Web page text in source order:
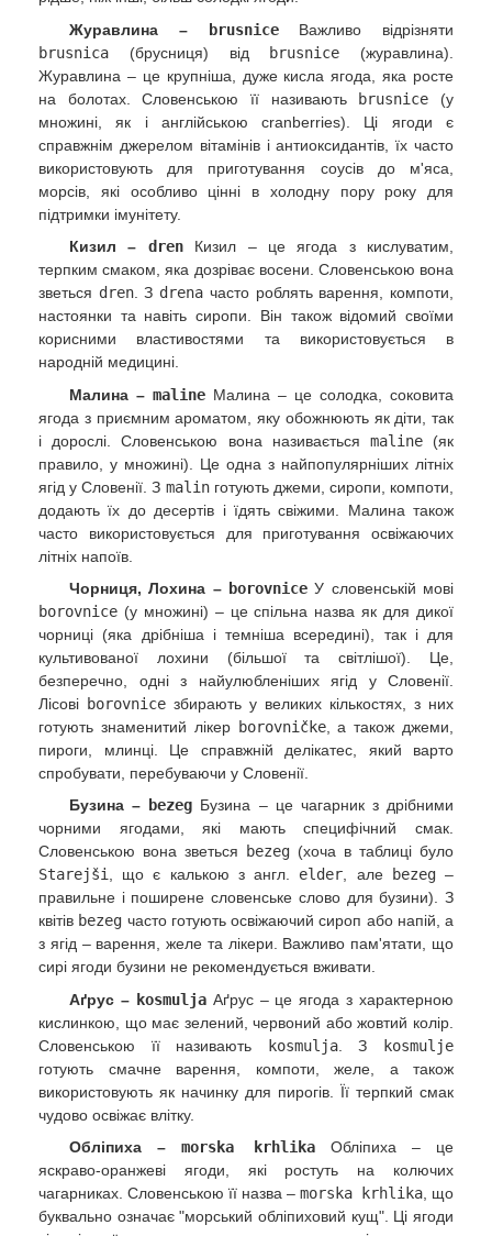
Журавлина –
brusniceВажливо відрізняти
brusnica (брусниця) від brusnice (журавлина).
Журавлина – це крупніша, дуже кисла ягода, яка росте
на болотах. Словенською її називають
brusnice (у
множині, як і англійською cranberries). Ці ягоди є
справжнім джерелом вітамінів і антиоксидантів, їх часто
використовують для приготування соусів до м'яса,
морсів, які особливо цінні в холодну пору року для
підтримки імунітету.
Кизил – drenКизил – це ягода з кислуватим,
терпким смаком, яка дозріває восени. Словенською вона
зветься dren. З drena часто роблять варення, компоти,
настоянки та навіть сиропи. Він також відомий своїми
корисними властивостями та використовується в
народній медицині.
Малина – maline Малина – це солодка, соковита
ягода з приємним ароматом, яку обожнюють як діти, так
і дорослі. Словенською вона називається maline(як
правило, у множині). Це одна з найпопулярніших літніх
ягід у Словенії. З malinготують джеми, сиропи, компоти,
додають їх до десертів і їдять свіжими. Малина також
часто використовується для приготування освіжаючих
літніх напоїв.
Чорниця, Лохина – borovnice У словенській мові
borovnice (у множині) – це спільна назва як для дикої
чорниці (яка дрібніша і темніша всередині), так і для
культивованої лохини (більшої та світлішої). Це,
безперечно, одні з найулюбленіших ягід у Словенії.
Лісові borovnice збирають у великих кількостях, з них
готують знаменитий лікер borovničke, а також джеми,
пироги, млинці. Це справжній делікатес, який варто
спробувати, перебуваючи у Словенії.
Бузина –
bezeg Бузина – це чагарник з дрібними
чорними ягодами, які мають специфічний смак.
Словенською вона зветься
bezeg (хоча в таблиці було
Starejši, що є калькою з англ. elder, але bezeg–
правильне і поширене словенське слово для бузини). З
квітів bezeg часто готують освіжаючий сироп або напій, а
з ягід – варення, желе та лікери. Важливо пам'ятати, що
сирі ягоди бузини не рекомендується вживати.
Аґрус – kosmuljaАґрус – це ягода з характерною
кислинкою, що має зелений, червоний або жовтий колір.
Словенською її називають
kosmulja. З
kosmulje
готують смачне варення, компоти, желе, а також
використовують як начинку для пирогів. Її терпкий смак
чудово освіжає влітку.
Обліпиха – morska krhlika Обліпиха – це
яскраво-оранжеві ягоди, які ростуть на колючих
чагарниках. Словенською її назва – morska krhlika , що
буквально означає "морський обліпиховий кущ". Ці ягоди